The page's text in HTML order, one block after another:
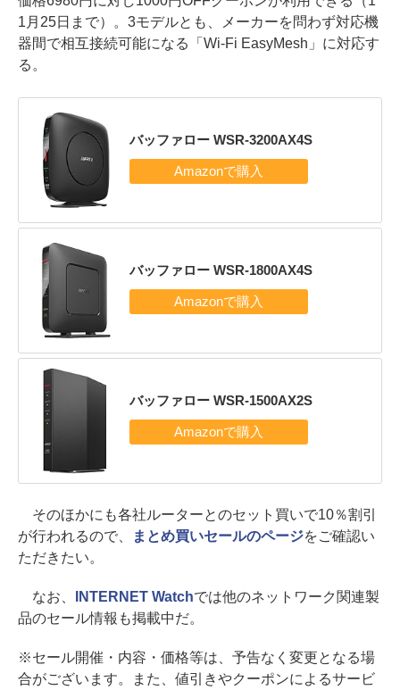
1月25日まで）。3モデルとも、メーカーを問わず対応機
器間で相互接続可能になる「Wi-Fi EasyMesh」に対応す
る。
バッファロー WSR-3200AX4S
バッファロー WSR-1800AX4S
バッファロー WSR-1500AX2S
そのほかにも各社ルーターとのセット買いで10％割引
が行われるので、
まとめ買いセールのページをご確認い
ただきたい。
なお、 INTERNET Watchでは他のネットワーク関連製
品のセール情報も掲載中だ。
※セール開催・内容・価格等は、予告なく変更となる場
合がございます。また、値引きやクーポンによるサービ